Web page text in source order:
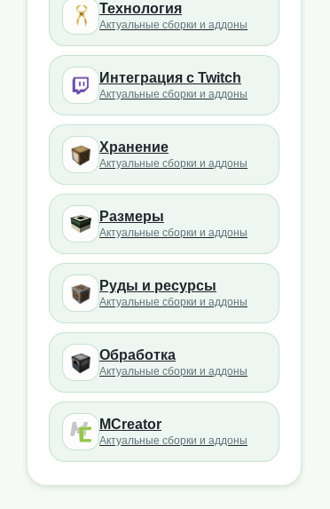
Технология
Актуальные сборки и аддоны
Интеграция с Twitch
Актуальные сборки и аддоны
Хранение
Актуальные сборки и аддоны
Размеры
Актуальные сборки и аддоны
Руды и ресурсы
Актуальные сборки и аддоны
Обработка
Актуальные сборки и аддоны
MCreator
Актуальные сборки и аддоны